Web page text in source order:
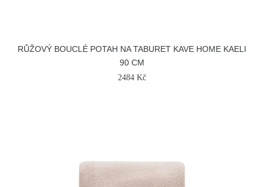
RŮŽOVÝ BOUCLÉ POTAH NA TABURET KAVE HOME KAELI
90 CM
2484 Kč